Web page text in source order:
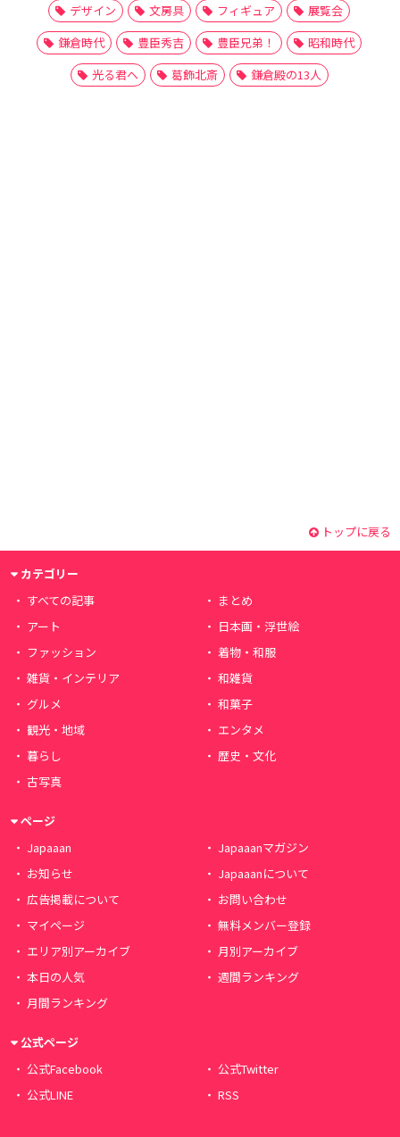
デザイン
文房具 フィギュア
展覧会
鎌倉時代
豊臣秀吉 豊臣兄弟！
昭和時代
光る君へ
葛飾北斎 鎌倉殿の13人
トップに戻る
カテゴリー
すべての記事
まとめ
アート
日本画・浮世絵
ファッション
着物・和服
雑貨・インテリア
和雑貨
グルメ
和菓子
観光・地域
エンタメ
暮らし
歴史・文化
古写真
ページ
Japaaan
Japaaanマガジン
お知らせ
Japaaanについて
広告掲載について
お問い合わせ
マイページ
無料メンバー登録
エリア別アーカイブ
月別アーカイブ
本日の人気
週間ランキング
月間ランキング
公式ページ
公式Facebook
公式Twitter
公式LINE
RSS